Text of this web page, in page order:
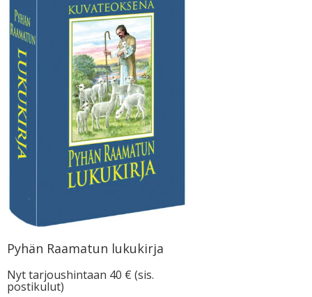
Pyhän Raamatun lukukirja
Nyt tarjoushintaan 40 € (sis.
postikulut)